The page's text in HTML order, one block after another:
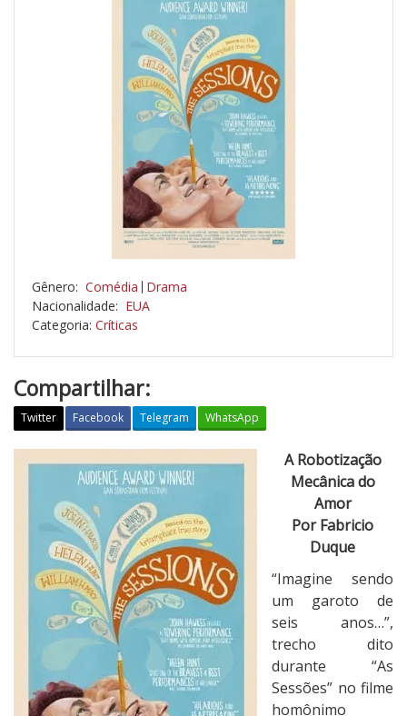
Gênero: Comédia Drama
Nacionalidade: EUA
Categoria: Críticas
Compartilhar:
Twitter Facebook Telegram WhatsApp
A Robotização
Mecânica do
Amor
Por Fabricio
Duque
“Imagine sendo
um garoto de
seis anos…”,
trecho dito
durante “As
Sessões” no filme
homônimo